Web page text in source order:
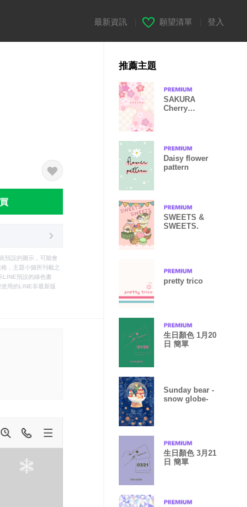
最新資訊 願望清單 登入
預設的圖示，可能會
，主題小舖所刊載之
LINE預設的綠色畫
用的LINE非最新版
推薦主題
SAKURA
Cherry
Daisy flower
pattern
SWEETS &
SWEETS.
pretty trico
生日顏色 1月20
日 簡單
Sunday bear -
snow globe-
生日顏色 3月21
日 簡單